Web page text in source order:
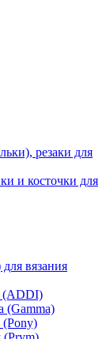
резаки для
и косточки для
вязания
(ADDI)
(Gamma)